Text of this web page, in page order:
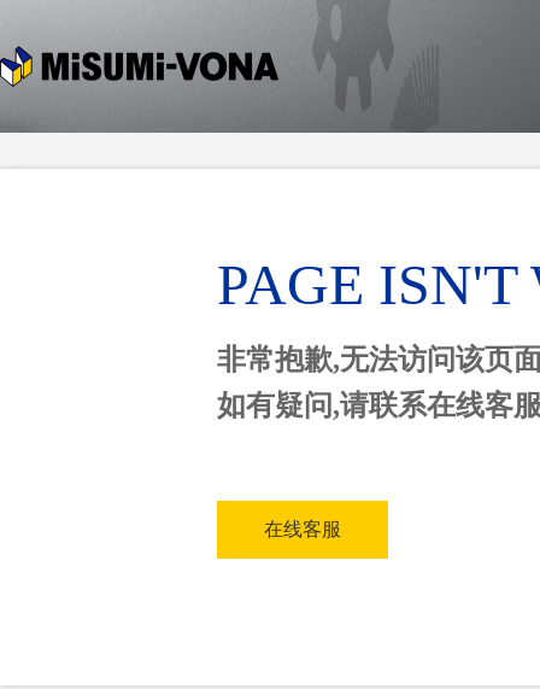
PAGE
非常抱歉,无法访问该页
如有疑问,请联系在线客
在线客服